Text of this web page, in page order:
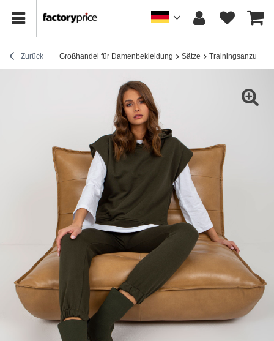
Zurück Großhandel für Damenbekleidung Sätze Trainingsanzug-